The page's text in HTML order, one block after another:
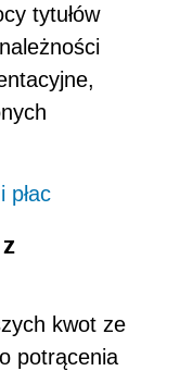
tytułów
płac
kwot ze
potrącenia